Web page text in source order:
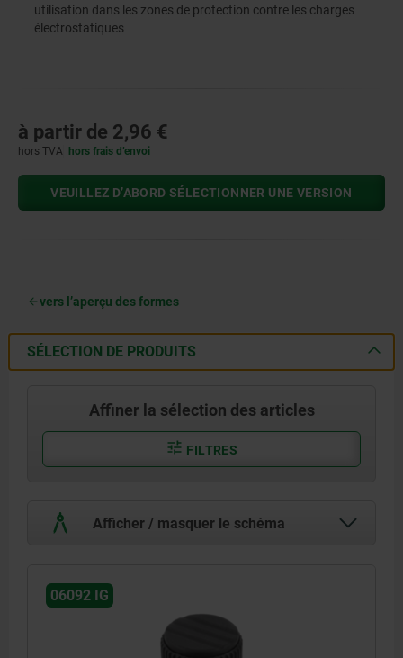
utilisation dans les zones de protection contre les charges
électrostatiques
à partir de 2,96 €
hors TVA hors frais d’envoi
VEUILLEZ D’ABORD SÉLECTIONNER UNE VERSION
vers l’aperçu des formes
SÉLECTION DE PRODUITS
Affiner la sélection des articles
FILTRES
Afficher / masquer le schéma
06092 IG